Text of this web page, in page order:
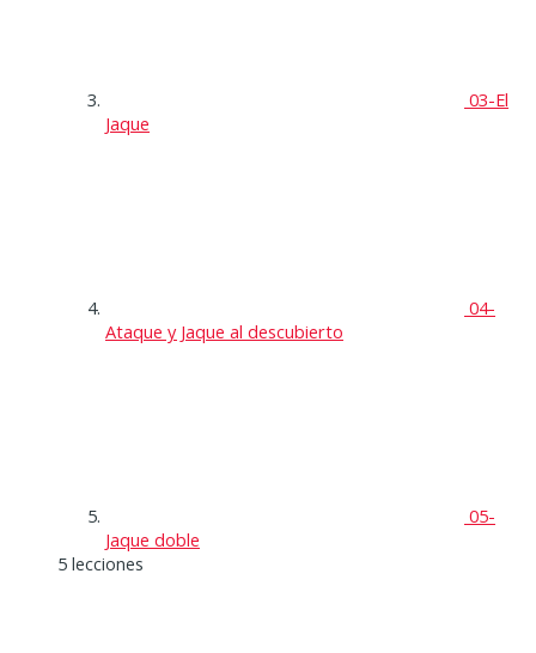
03-El
Jaque
04-
Ataque y Jaque al descubierto
05-
Jaque doble
5 lecciones